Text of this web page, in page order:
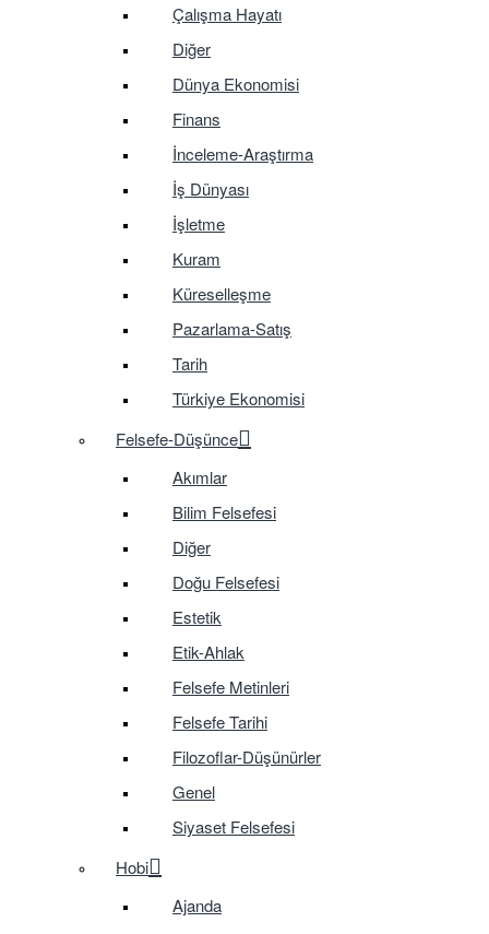
Çalışma Hayatı
Diğer
Dünya Ekonomisi
Finans
İnceleme-Araştırma
İş Dünyası
İşletme
Kuram
Küreselleşme
Pazarlama-Satış
Tarih
Türkiye Ekonomisi
Felsefe-Düşünce
Akımlar
Bilim Felsefesi
Diğer
Doğu Felsefesi
Estetik
Etik-Ahlak
Felsefe Metinleri
Felsefe Tarihi
Filozoflar-Düşünürler
Genel
Siyaset Felsefesi
Hobi
Ajanda